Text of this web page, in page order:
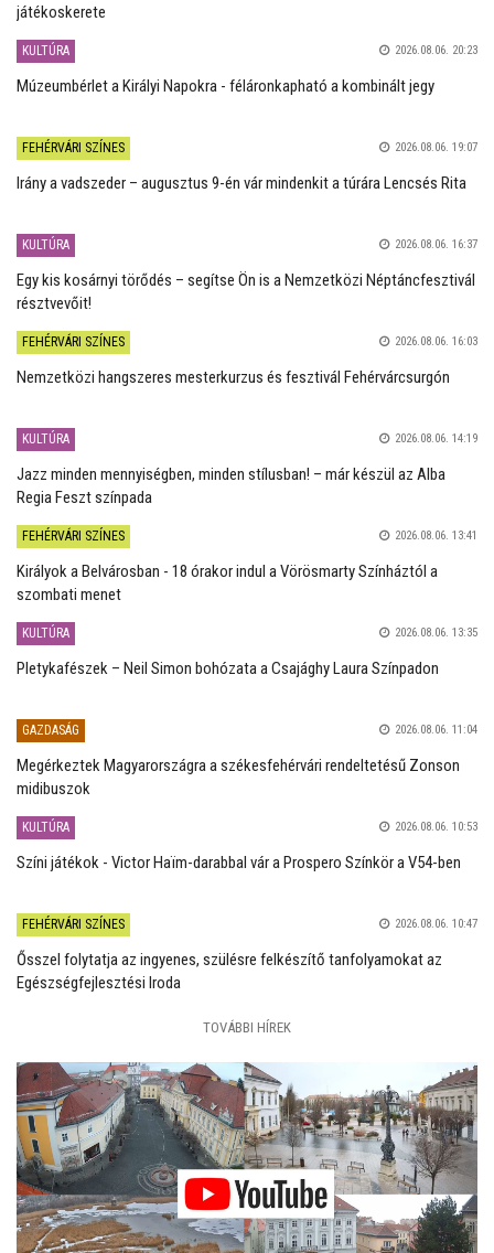
játékoskerete
KULTÚRA 2026.08.06. 20:23
Múzeumbérlet a Királyi Napokra - féláronkapható a kombinált jegy
FEHÉRVÁRI SZÍNES 2026.08.06. 19:07
Irány a vadszeder – augusztus 9-én vár mindenkit a túrára Lencsés Rita
KULTÚRA 2026.08.06. 16:37
Egy kis kosárnyi törődés – segítse Ön is a Nemzetközi Néptáncfesztivál
résztvevőit!
FEHÉRVÁRI SZÍNES 2026.08.06. 16:03
Nemzetközi hangszeres mesterkurzus és fesztivál Fehérvárcsurgón
KULTÚRA 2026.08.06. 14:19
Jazz minden mennyiségben, minden stílusban! – már készül az Alba
Regia Feszt színpada
FEHÉRVÁRI SZÍNES 2026.08.06. 13:41
Királyok a Belvárosban - 18 órakor indul a Vörösmarty Színháztól a
szombati menet
KULTÚRA 2026.08.06. 13:35
Pletykafészek – Neil Simon bohózata a Csajághy Laura Színpadon
GAZDASÁG 2026.08.06. 11:04
Megérkeztek Magyarországra a székesfehérvári rendeltetésű Zonson
midibuszok
KULTÚRA 2026.08.06. 10:53
Színi játékok - Victor Haïm-darabbal vár a Prospero Színkör a V54-ben
FEHÉRVÁRI SZÍNES 2026.08.06. 10:47
Ősszel folytatja az ingyenes, szülésre felkészítő tanfolyamokat az
Egészségfejlesztési Iroda
TOVÁBBI HÍREK